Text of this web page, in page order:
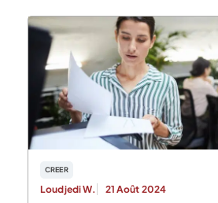
CREER
Loudjedi W. 21 Août 2024